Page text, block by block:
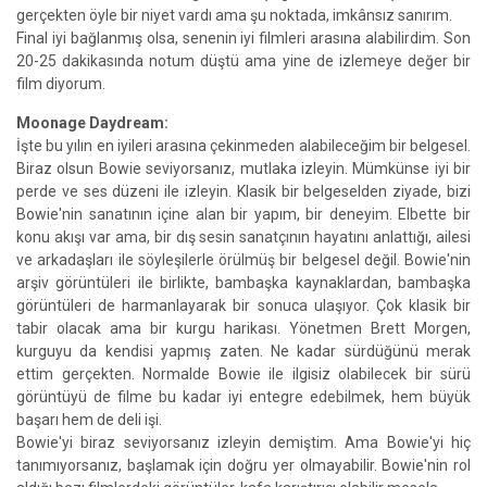
gerçekten öyle bir niyet vardı ama şu noktada, imkânsız sanırım.
Final iyi bağlanmış olsa, senenin iyi filmleri arasına alabilirdim. Son
20-25 dakikasında notum düştü ama yine de izlemeye değer bir
film diyorum.
Moonage Daydream:
İşte bu yılın en iyileri arasına çekinmeden alabileceğim bir belgesel.
Biraz olsun Bowie seviyorsanız, mutlaka izleyin. Mümkünse iyi bir
perde ve ses düzeni ile izleyin. Klasik bir belgeselden ziyade, bizi
Bowie'nin sanatının içine alan bir yapım, bir deneyim. Elbette bir
konu akışı var ama, bir dış sesin sanatçının hayatını anlattığı, ailesi
ve arkadaşları ile söyleşilerle örülmüş bir belgesel değil. Bowie'nin
arşiv görüntüleri ile birlikte, bambaşka kaynaklardan, bambaşka
görüntüleri de harmanlayarak bir sonuca ulaşıyor. Çok klasik bir
tabir olacak ama bir kurgu harikası. Yönetmen Brett Morgen,
kurguyu da kendisi yapmış zaten. Ne kadar sürdüğünü merak
ettim gerçekten. Normalde Bowie ile ilgisiz olabilecek bir sürü
görüntüyü de filme bu kadar iyi entegre edebilmek, hem büyük
başarı hem de deli işi.
Bowie'yi biraz seviyorsanız izleyin demiştim. Ama Bowie'yi hiç
tanımıyorsanız, başlamak için doğru yer olmayabilir. Bowie'nin rol